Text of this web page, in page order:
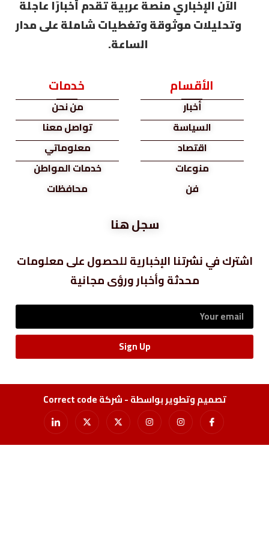
الآن الإخباري منصة عربية تقدم أخبارًا عاجلة
وتحليلات موثوقة وتغطيات شاملة على مدار
الساعة.
الأقسام
أخبار
السياسة
اقتصاد
منوعات
فن
خدمات
من نحن
تواصل معنا
معلوماتي
خدمات المواطن
محافظات
سجل هنا
اشترك في نشرتنا الإخبارية للحصول على معلومات
محدثة وأخبار ورؤى مجانية
Sign Up
تصميم وتطوير بواسطة - شركة Correct code